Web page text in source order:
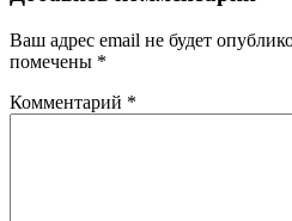
Ваш адрес email не будет
помечены *
Комментарий *